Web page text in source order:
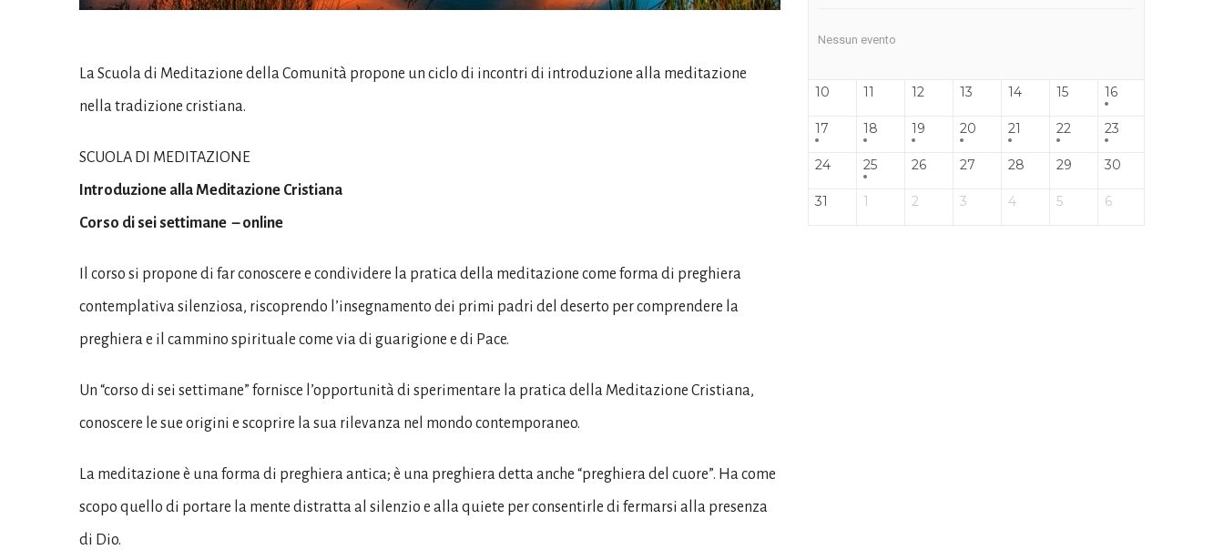
La Scuola di Meditazione della Comunità propone un ciclo di incontri di introduzione alla meditazione
nella tradizione cristiana.
SCUOLA DI MEDITAZIONE
Introduzione alla Meditazione Cristiana
Corso di sei settimane – online
Il corso si propone di far conoscere e condividere la pratica della meditazione come forma di preghiera
contemplativa silenziosa, riscoprendo l’insegnamento dei primi padri del deserto per comprendere la
preghiera e il cammino spirituale come via di guarigione e di Pace.
Un “corso di sei settimane” fornisce l’opportunità di sperimentare la pratica della Meditazione Cristiana,
conoscere le sue origini e scoprire la sua rilevanza nel mondo contemporaneo.
La meditazione è una forma di preghiera antica; è una preghiera detta anche “preghiera del cuore”. Ha come
scopo quello di portare la mente distratta al silenzio e alla quiete per consentirle di fermarsi alla presenza
di Dio.
Nessun evento
10 11 12 13 14 15 16
17 18 19 20 21 22 23
24 25 26 27 28 29 30
31 1 2 3 4 5 6